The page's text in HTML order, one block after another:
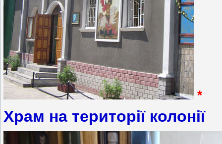
*
Храм на території колонії